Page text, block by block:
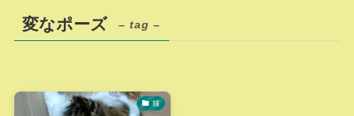
変なポーズ – tag –
猫